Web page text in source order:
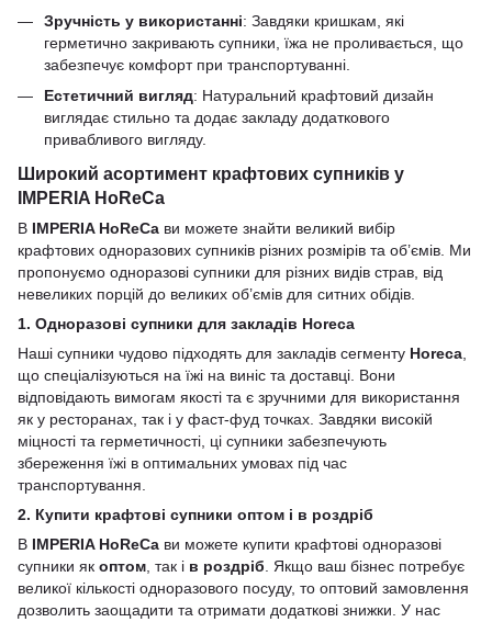
Зручність у використанні: Завдяки кришкам, які
герметично закривають супники, їжа не проливається, що
забезпечує комфорт при транспортуванні.
Естетичний вигляд: Натуральний крафтовий дизайн
виглядає стильно та додає закладу додаткового
привабливого вигляду.
Широкий асортимент крафтових супників у
IMPERIA HoReCa
В IMPERIA HoReCa ви можете знайти великий вибір
крафтових одноразових супників різних розмірів та об’ємів. Ми
пропонуємо одноразові супники для різних видів страв, від
невеликих порцій до великих об’ємів для ситних обідів.
1. Одноразові супники для закладів Horeca
Наші супники чудово підходять для закладів сегменту Horeca
що спеціалізуються на їжі на виніс та доставці. Вони
відповідають вимогам якості та є зручними для використання
як у ресторанах, так і у фаст-фуд точках. Завдяки високій
міцності та герметичності, ці супники забезпечують
збереження їжі в оптимальних умовах під час
транспортування.
2. Купити крафтові супники оптом і в роздріб
В IMPERIA HoReCa ви можете купити крафтові одноразові
супники як оптом , так і в роздріб . Якщо ваш бізнес потребує
великої кількості одноразового посуду, то оптовий замовлення
дозволить заощадити та отримати додаткові знижки. У нас